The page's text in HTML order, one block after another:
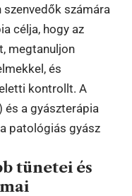
számára
célja, hogy az
megtanuljon
és
kontrollt. A
és a gyászterápia
patológiás gyász
tünetei és